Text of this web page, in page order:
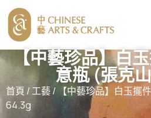
【中藝珍品】白
意瓶 (張克
首頁 /工藝/ 【中藝珍品】白玉擺
64.3g